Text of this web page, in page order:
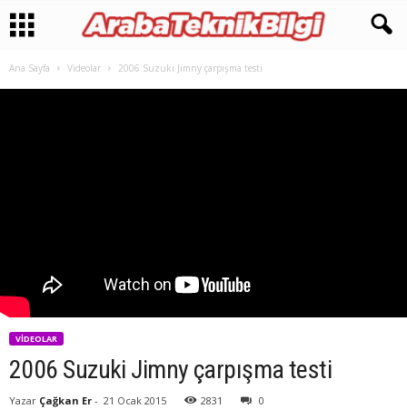
Ana Sayfa Videolar 2006 Suzuki Jimny çarpışma testi
VIDEOLAR
2006 Suzuki Jimny çarpışma testi
Yazar Çağkan Er - 21 Ocak 2015 2831 0